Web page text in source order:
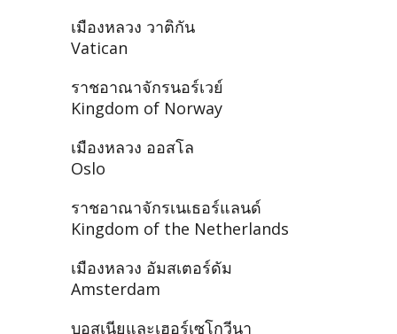
เมืองหลวง วาติกัน
Vatican
ราชอาณาจักรนอร์เวย์
Kingdom of Norway
เมืองหลวง ออสโล
Oslo
ราชอาณาจักรเนเธอร์แลนด์
Kingdom of the Netherlands
เมืองหลวง อัมสเตอร์ดัม
Amsterdam
บอสเนียและเฮอร์เซโกวีนา